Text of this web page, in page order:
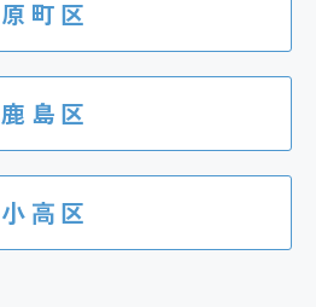
原町区
鹿島区
小高区